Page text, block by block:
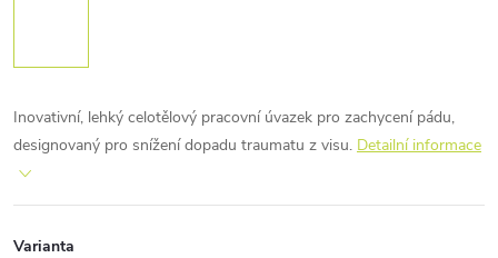
Inovativní, lehký celotělový pracovní úvazek pro zachycení pádu,
designovaný pro snížení dopadu traumatu z visu. Detailní informace
Varianta